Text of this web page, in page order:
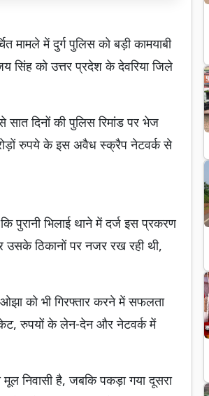
मामले में दुर्ग पुलिस को बड़ी कामयाबी
सिंह को उत्तर प्रदेश के देवरिया जिले
सात दिनों की पुलिस रिमांड पर भेज
रुपये के इस अवैध स्क्रैप नेटवर्क से
पुरानी भिलाई थाने में दर्ज इस प्रकरण
ठिकानों पर नजर रख रही थी,
को भी गिरफ्तार करने में सफलता
रुपयों के लेन-देन और नेटवर्क में
मूल निवासी है, जबकि पकड़ा गया दूसरा